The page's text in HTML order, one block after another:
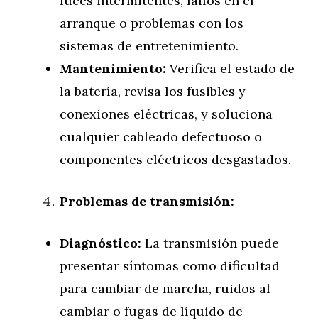
arranque o problemas con los
sistemas de entretenimiento.
Mantenimiento: Verifica el estado de
la batería, revisa los fusibles y
conexiones eléctricas, y soluciona
cualquier cableado defectuoso o
componentes eléctricos desgastados.
Problemas de transmisión:
Diagnóstico: La transmisión puede
presentar síntomas como dificultad
para cambiar de marcha, ruidos al
cambiar o fugas de líquido de